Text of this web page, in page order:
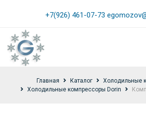
+7(926) 461-07-73
Главная Каталог
Холодильные
Холодильные компрессоры Dorin